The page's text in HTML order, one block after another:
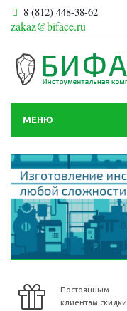
8 (812) 448-38-62
zakaz@biface.ru
МЕНЮ
Постоянным
клиентам скидки